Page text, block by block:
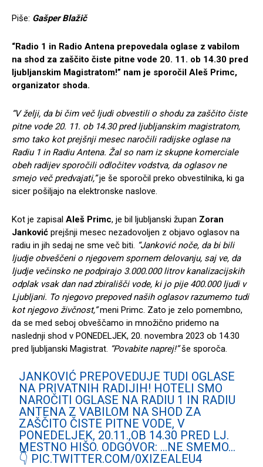
Piše: Gašper Blažič
“Radio 1 in Radio Antena prepovedala oglase z vabilom
na shod za zaščito čiste pitne vode 20. 11. ob 14.30 pred
ljubljanskim Magistratom!” nam je sporočil Aleš Primc,
organizator shoda.
“V želji, da bi čim več ljudi obvestili o shodu za zaščito čiste
pitne vode 20. 11. ob 14.30 pred ljubljanskim magistratom,
smo tako kot prejšnji mesec naročili radijske oglase na
Radiu 1 in Radiu Antena. Žal so nam iz skupne komerciale
obeh radijev sporočili odločitev vodstva, da oglasov ne
smejo več predvajati,”je še sporočil preko obvestilnika, ki ga
sicer pošiljajo na elektronske naslove.
Kot je zapisal Aleš Primc, je bil ljubljanski župan Zoran
Janković prejšnji mesec nezadovoljen z objavo oglasov na
radiu in jih sedaj ne sme več biti. “Janković noče, da bi bili
ljudje obveščeni o njegovem spornem delovanju, saj ve, da
ljudje večinsko ne podpirajo 3.000.000 litrov kanalizacijskih
odplak vsak dan nad zbirališči vode, ki jo pije 400.000 ljudi v
Ljubljani. To njegovo prepoved naših oglasov razumemo tudi
kot njegovo živčnost,”meni Primc. Zato je zelo pomembno,
da se med seboj obveščamo in množično pridemo na
naslednji shod v PONEDELJEK, 20. novembra 2023 ob 14.30
pred ljubljanski Magistrat. “Povabite naprej!”še sporoča.
JANKOVIĆ PREPOVEDUJE TUDI OGLASE
NA PRIVATNIH RADIJIH! HOTELI SMO
NAROČITI OGLASE NA RADIU 1 IN RADIU
ANTENA Z VABILOM NA SHOD ZA
ZAŠČITO ČISTE PITNE VODE, V
PONEDELJEK, 20.11.,OB 14.30 PRED LJ.
MESTNO HIŠO. ODGOVOR: …NE SMEMO…
👇 PIC.TWITTER.COM/0XIZEALEU4